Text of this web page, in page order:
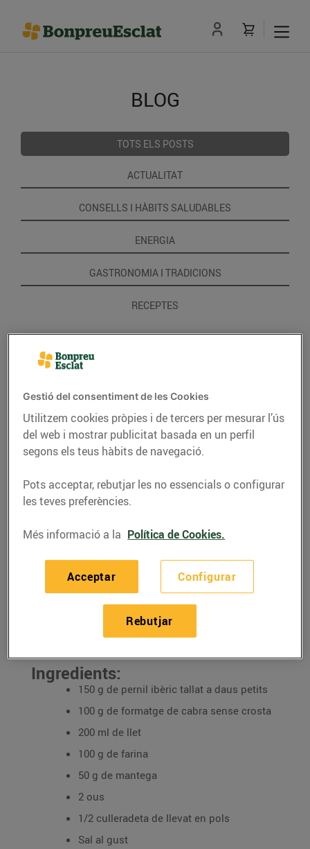
BLOG
TOTS ELS POSTS
ACTUALITAT
CONSELLS I HÀBITS SALUDABLES
ENERGIA
GASTRONOMIA I TRADICIONS
RECEPTES
RECEPTES
Bunyols de Pernil Ibèric
i Formatge de Cabra
Per a 4 persones
Ingredients:
150 g de pernil ibèric tallat a daus petits
100 g de formatge de cabra sense crosta
200 ml de llet
100 g de farina
50 g de mantega
2 ous
1/2 culleradeta de llevat en pols
Sal al gust
Gestió del consentiment de les Cookies
Utilitzem cookies pròpies i de tercers per mesurar l’ús
del web i mostrar publicitat basada en un perfil
segons els teus hàbits de navegació.
Pots acceptar, rebutjar les no essencials o configurar
les teves preferències.
Més informació a la Política de Cookies.
Configurar
Rebutjar
Acceptar